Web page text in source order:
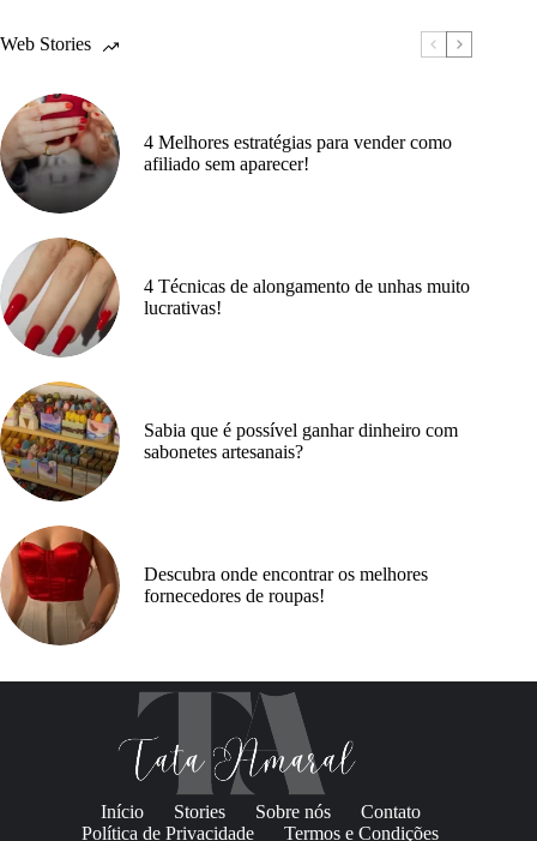
Web Stories
4 Melhores estratégias para vender como
afiliado sem aparecer!
4 Técnicas de alongamento de unhas muito
lucrativas!
Sabia que é possível ganhar dinheiro com
sabonetes artesanais?
Descubra onde encontrar os melhores
fornecedores de roupas!
Início Stories Sobre nós
Contato
Política de Privacidade
Termos e Condições